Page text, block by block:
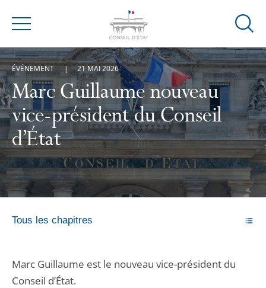
Menu
Ouvrir
de
Marc Guillaume nouveau
vice-président du Conseil
d’État
ÉVÉNEMENT 21 MAI 2026
Tous les chapitres
Marc Guillaume est le nouveau vice-président du
Conseil d’État.